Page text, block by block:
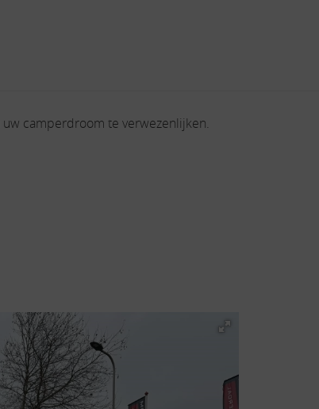
camperdroom te verwezenlijken.